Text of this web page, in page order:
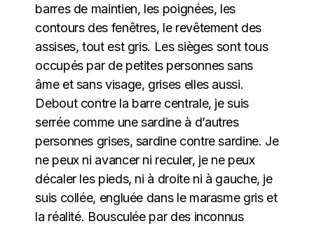
barres de maintien, les poignées, les
contours des fenêtres, le revêtement des
assises, tout est gris. Les sièges sont tous
occupés par de petites personnes sans
âme et sans visage, grises elles aussi.
Debout contre la barre centrale, je suis
serrée comme une sardine à d’autres
personnes grises, sardine contre sardine. Je
ne peux ni avancer ni reculer, je ne peux
décaler les pieds, ni à droite ni à gauche, je
suis collée, engluée dans le marasme gris et
la réalité. Bousculée par des inconnus